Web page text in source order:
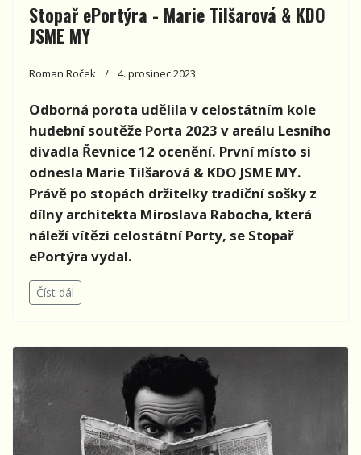
Stopař ePortýra - Marie Tilšarová & KDO
JSME MY
Roman Roček 4. prosinec 2023
Odborná porota udělila v celostátním kole
hudební soutěže Porta 2023 v areálu Lesního
divadla Řevnice 12 ocenění. První místo si
odnesla Marie Tilšarová & KDO JSME MY.
Právě po stopách držitelky tradiční sošky z
dílny architekta Miroslava Rabocha, která
náleží vítězi celostátní Porty, se Stopař
ePortýra vydal.
Číst dál